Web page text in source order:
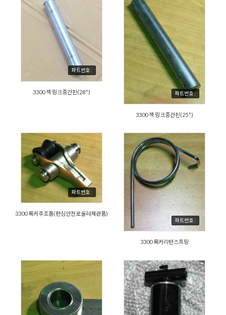
파트번호 :
3300 잭 링크중간핀(28^) 파트번호 :
3300 잭 링크중간핀(25^)
파트번호 :
3300 록커주조품(편심안전로울러제관품)
파트번호 :
3300 록커리턴스프링